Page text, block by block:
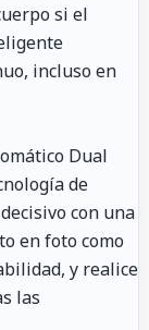
si el
incluso en
Dual
de
con una
en foto como
y realice
las